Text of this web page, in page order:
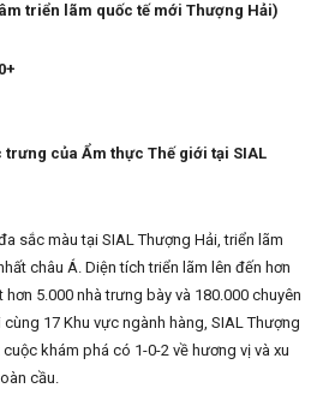
triển lãm quốc tế mới Thượng Hải)
trưng của Ẩm thực Thế giới tại SIAL
sắc màu tại SIAL Thượng Hải, triển lãm
châu Á. Diện tích triển lãm lên đến hơn
5.000 nhà trưng bày và 180.000 chuyên
17 Khu vực ngành hàng, SIAL Thượng
khám phá có 1-0-2 về hương vị và xu
cầu.